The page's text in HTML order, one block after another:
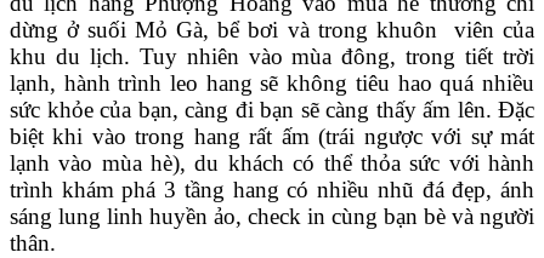
dừng ở suối Mỏ Gà, bể bơi và trong khuôn viên của
khu du lịch. Tuy nhiên vào mùa đông, trong tiết trời
lạnh, hành trình leo hang sẽ không tiêu hao quá nhiều
sức khỏe của bạn, càng đi bạn sẽ càng thấy ấm lên. Đặc
biệt khi vào trong hang rất ấm (trái ngược với sự mát
lạnh vào mùa hè), du khách có thể thỏa sức với hành
trình khám phá 3 tầng hang có nhiều nhũ đá đẹp, ánh
sáng lung linh huyền ảo, check in cùng bạn bè và người
thân.